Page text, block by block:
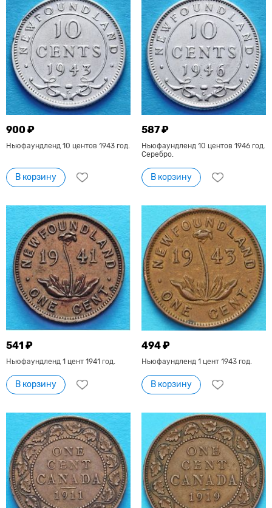
900 ₽
Ньюфаундленд 10 центов 1943 год.
В корзину
587 ₽
Ньюфаундленд 10 центов 1946 год.
Серебро.
В корзину
541 ₽
Ньюфаундленд 1 цент 1941 год.
В корзину
494 ₽
Ньюфаундленд 1 цент 1943 год.
В корзину